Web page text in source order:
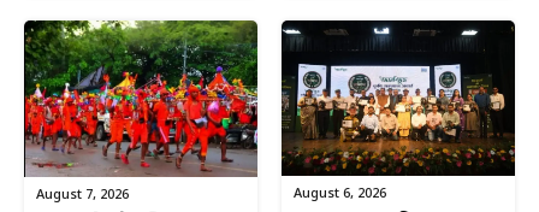
August 7, 2026 August 6, 2026